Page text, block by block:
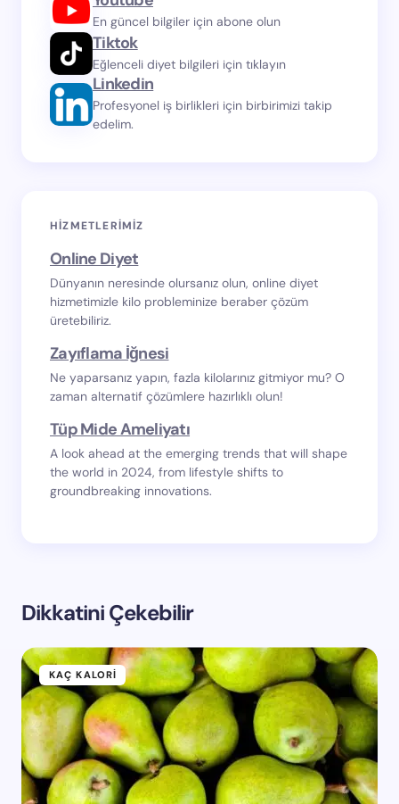
En güncel bilgiler için abone olun
Tiktok
Eğlenceli diyet bilgileri için tıklayın
Linkedin
Profesyonel iş birlikleri için birbirimizi takip
edelim.
HIZMETLERIMIZ
Online Diyet
Dünyanın neresinde olursanız olun, online diyet
hizmetimizle kilo probleminize beraber çözüm
üretebiliriz.
Zayıflama İğnesi
Ne yaparsanız yapın, fazla kilolarınız gitmiyor mu? O
zaman alternatif çözümlere hazırlıklı olun!
Tüp Mide Ameliyatı
A look ahead at the emerging trends that will shape
the world in 2024, from lifestyle shifts to
groundbreaking innovations.
Dikkatini Çekebilir
KAÇ KALORI